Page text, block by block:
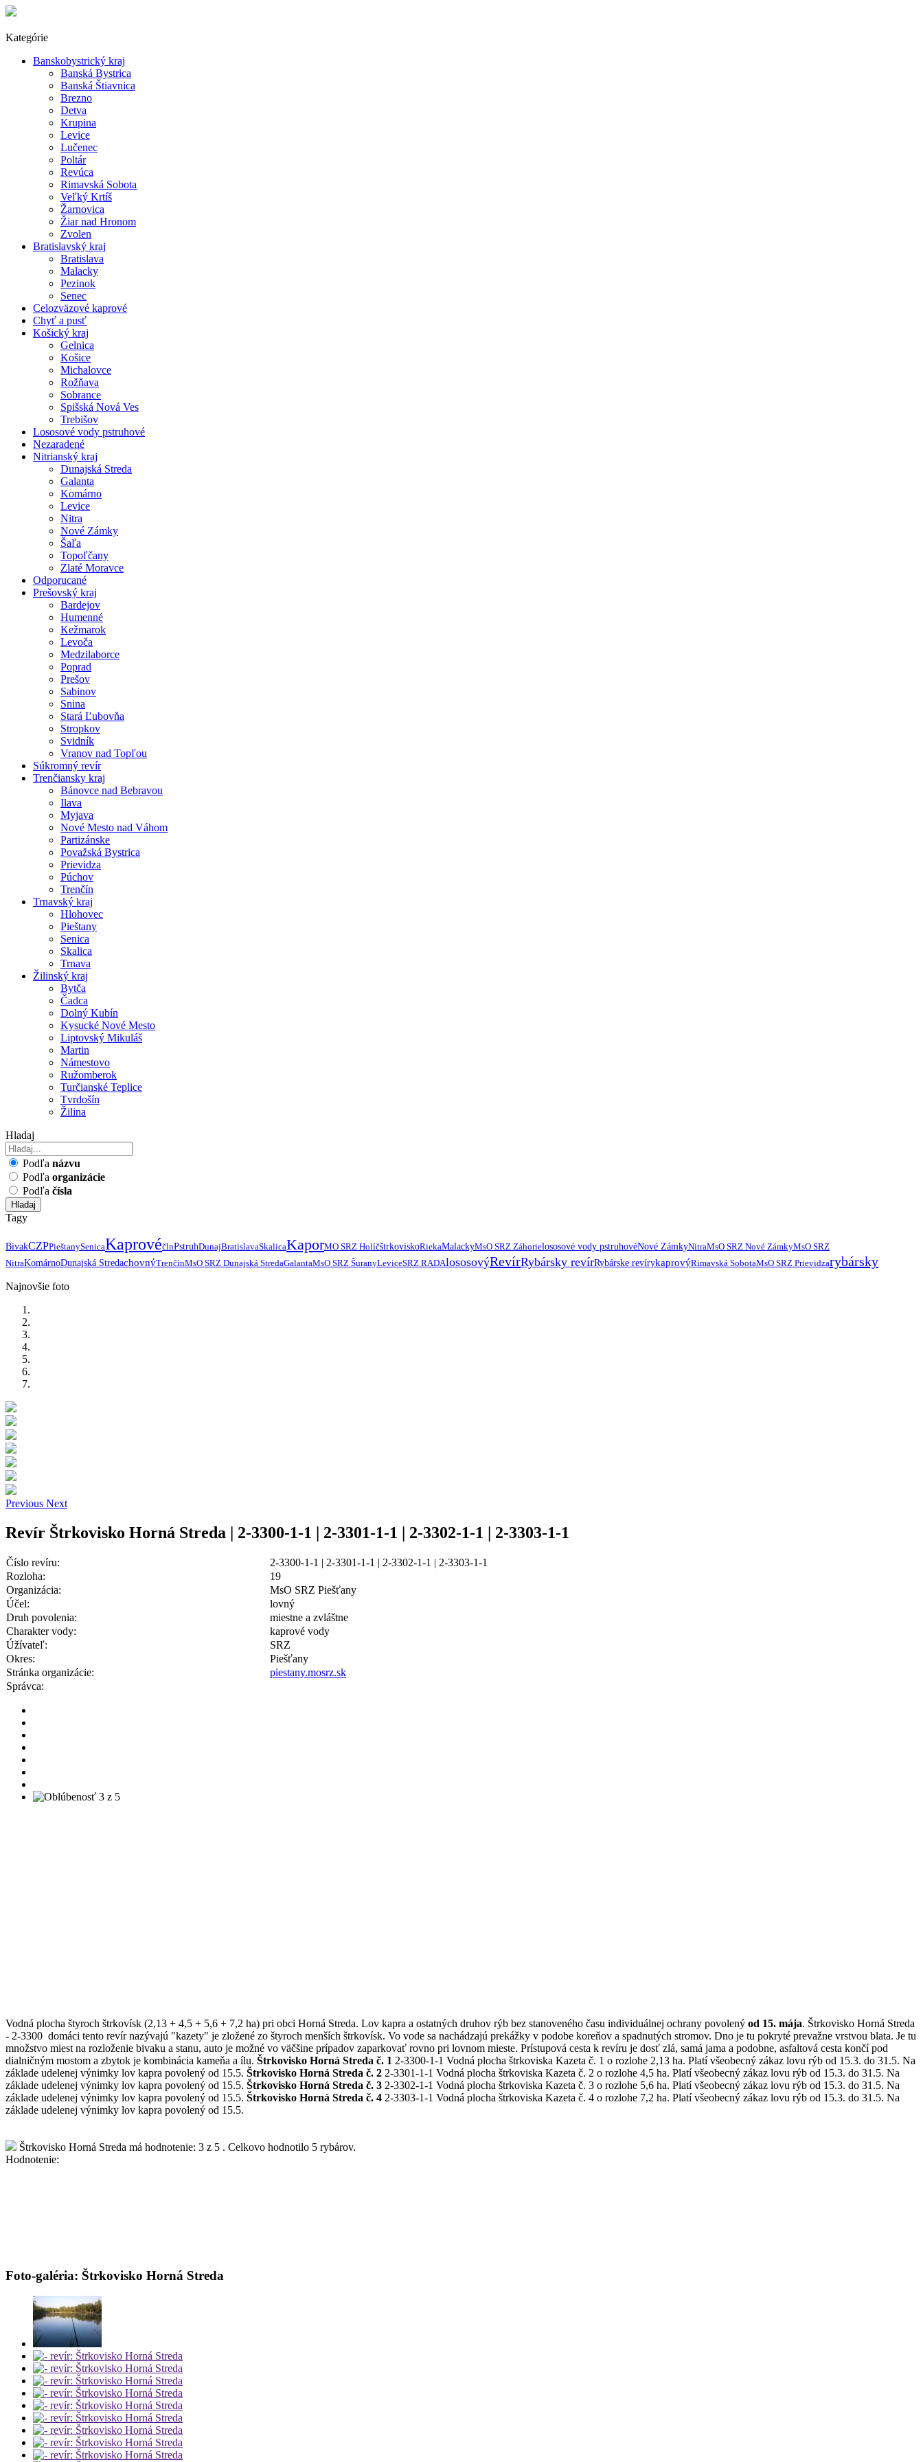
Kategórie
Banskobystrický kraj
Banská Bystrica
Banská Štiavnica
Brezno
Detva
Krupina
Levice
Lučenec
Poltár
Revúca
Rimavská Sobota
Veľký Krtíš
Žarnovica
Žiar nad Hronom
Zvolen
Bratislavský kraj
Bratislava
Malacky
Pezinok
Senec
Celozväzové kaprové
Chyť a pusť
Košický kraj
Gelnica
Košice
Michalovce
Rožňava
Sobrance
Spišská Nová Ves
Trebišov
Lososové vody pstruhové
Nezaradené
Nitrianský kraj
Dunajská Streda
Galanta
Komárno
Levice
Nitra
Nové Zámky
Šaľa
Topoľčany
Zlaté Moravce
Odporucané
Prešovský kraj
Bardejov
Humenné
Kežmarok
Levoča
Medzilaborce
Poprad
Prešov
Sabinov
Snina
Stará Ľubovňa
Stropkov
Svidník
Vranov nad Topľou
Súkromný revír
Trenčiansky kraj
Bánovce nad Bebravou
Ilava
Myjava
Nové Mesto nad Váhom
Partizánske
Považská Bystrica
Prievidza
Púchov
Trenčín
Trnavský kraj
Hlohovec
Pieštany
Senica
Skalica
Trnava
Žilinský kraj
Bytča
Čadca
Dolný Kubín
Kysucké Nové Mesto
Liptovský Mikuláš
Martin
Námestovo
Ružomberok
Turčianské Teplice
Tvrdošín
Žilina
Hladaj
Podľa názvu
Podľa organizácie
Podľa čísla
Hladaj
Tagy
BivakCZPPieštanySenicaKaprovéčlnPstruhDunajBratislavaSkalicaKaporMO SRZ HolíčštrkoviskoRiekaMalackyMsO SRZ Záhorielososové vody pstruhovéNové ZámkyNitraMsO SRZ Nové ZámkyMsO SRZ
NitraKomárnoDunajská StredachovnýTrenčínMsO SRZ Dunajská StredaGalantaMsO SRZ ŠuranyLeviceSRZ RADAlososovýRevírRybársky revírRybárske revírykaprovýRimavská SobotaMsO SRZ Prievidzarybársky
Najnovšie foto
Previous Next
Revír Štrkovisko Horná Streda | 2-3300-1-1 | 2-3301-1-1 | 2-3302-1-1 | 2-3303-1-1
Číslo revíru:
2-3300-1-1 | 2-3301-1-1 | 2-3302-1-1 | 2-3303-1-1
Rozloha:
19
Organizácia:
MsO SRZ Piešťany
Účel:
lovný
Druh povolenia:
miestne a zvláštne
Charakter vody:
kaprové vody
Úžívateľ:
SRZ
Okres:
Piešťany
Stránka organizácie:
piestany.mosrz.sk
Správca:
Vodná plocha štyroch štrkovísk (2,13 + 4,5 + 5,6 + 7,2 ha) pri obci Horná Streda. Lov kapra a ostatných druhov rýb bez stanoveného času individuálnej ochrany povolený od 15. mája. Štrkovisko Horná Streda
- 2-3300 domáci tento revír nazývajú "kazety" je zložené zo štyroch menších štrkovísk. Vo vode sa nachádzajú prekážky v podobe koreňov a spadnutých stromov. Dno je tu pokryté prevažne vrstvou blata. Je tu
množstvo miest na rozloženie bivaku a stanu, auto je možné vo väčšine prípadov zaparkovať rovno pri lovnom mieste. Prístupová cesta k revíru je dosť zlá, samá jama a podobne, asfaltová cesta končí pod
dialničným mostom a zbytok je kombinácia kameňa a ílu. Štrkovisko Horná Streda č. 1 2-3300-1-1 Vodná plocha štrkoviska Kazeta č. 1 o rozlohe 2,13 ha. Platí všeobecný zákaz lovu rýb od 15.3. do 31.5. Na
základe udelenej výnimky lov kapra povolený od 15.5. Štrkovisko Horná Streda č. 2 2-3301-1-1 Vodná plocha štrkoviska Kazeta č. 2 o rozlohe 4,5 ha. Platí všeobecný zákaz lovu rýb od 15.3. do 31.5. Na
základe udelenej výnimky lov kapra povolený od 15.5. Štrkovisko Horná Streda č. 3 2-3302-1-1 Vodná plocha štrkoviska Kazeta č. 3 o rozlohe 5,6 ha. Platí všeobecný zákaz lovu rýb od 15.3. do 31.5. Na
základe udelenej výnimky lov kapra povolený od 15.5. Štrkovisko Horná Streda č. 4 2-3303-1-1 Vodná plocha štrkoviska Kazeta č. 4 o rozlohe 7,2 ha. Platí všeobecný zákaz lovu rýb od 15.3. do 31.5. Na
základe udelenej výnimky lov kapra povolený od 15.5.
Štrkovisko Horná Streda má hodnotenie: 3 z 5 . Celkovo hodnotilo 5 rybárov.
Hodnotenie:
Foto-galéria: Štrkovisko Horná Streda